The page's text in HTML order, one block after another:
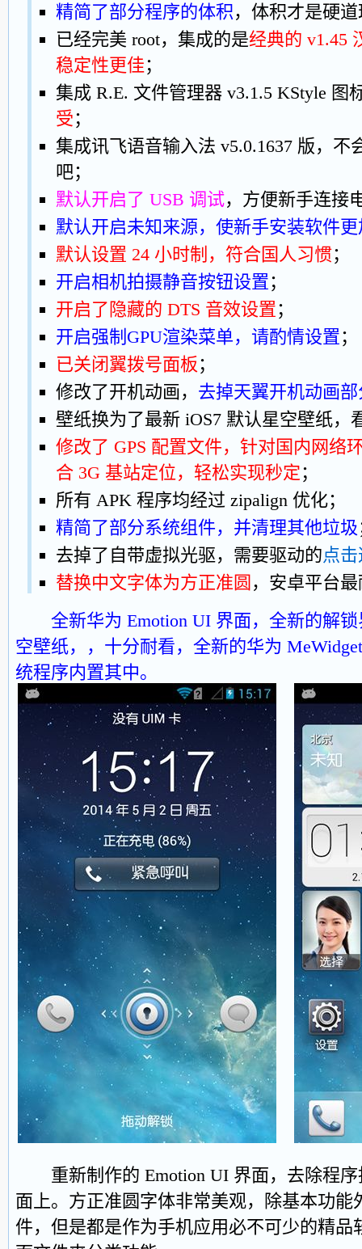
精简了部分程序的体积，体积才是硬
已经完美 root，集成的是经典的 v1.45
稳定性更佳；
集成 R.E. 文件管理器 v3.1.5 KStyle 图
受；
集成讯飞语音输入法 v5.0.1637 版，不
吧；
默认开启了 USB 调试，方便新手连接
默认开启未知来源，使新手安装软件
默认设置 24 小时制，符合国人习惯；
开启相机拍摄静音按钮设置；
开启了隐藏的 DTS 音效设置；
开启强制GPU渲染菜单，请酌情设置；
已关闭翼拨号面板；
修改了开机动画， 去掉天翼开机动画部
壁纸换为了最新 iOS7 默认星空壁纸，
修改了 GPS 配置文件，针对国内网络
合 3G 基站定位，轻松实现秒定；
所有 APK 程序均经过 zipalign 优化；
精简了部分系统组件，并清理其他垃圾
去掉了自带虚拟光驱，需要驱动的点
替换中文字体为方正准圆 ，安卓平台
全新华为 Emotion UI 界面，全新的解
空壁纸，，十分耐看，全新的华为
统程序内置其中。
重新制作的 Emotion UI 界面，去除程序
面上。方正准圆字体非常美观，除基本功能
件，但是都是作为手机应用必不可少的精品